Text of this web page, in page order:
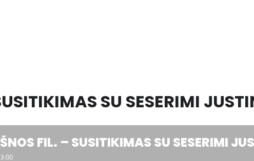
SU SESERIMI
FIL. – SUSITIKIMAS SU SESERIMI